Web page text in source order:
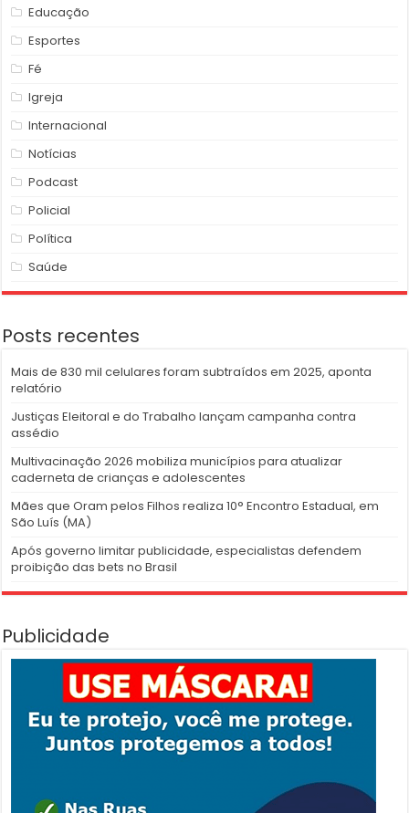
Educação
Esportes
Fé
Igreja
Internacional
Notícias
Podcast
Policial
Política
Saúde
Posts recentes
Mais de 830 mil celulares foram subtraídos em 2025, aponta
relatório
Justiças Eleitoral e do Trabalho lançam campanha contra
assédio
Multivacinação 2026 mobiliza municípios para atualizar
caderneta de crianças e adolescentes
Mães que Oram pelos Filhos realiza 10° Encontro Estadual, em
São Luís (MA)
Após governo limitar publicidade, especialistas defendem
proibição das bets no Brasil
Publicidade